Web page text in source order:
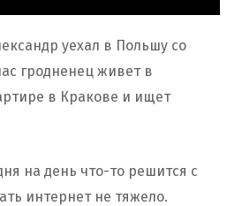
уехал в Польшу со
гродненец живет в
в Кракове и ищет
на день что-то решится с
интернет не тяжело.